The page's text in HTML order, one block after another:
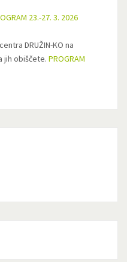
23.-27. 3. 2026
DRUŽIN-KO na
jih obiščete. PROGRAM